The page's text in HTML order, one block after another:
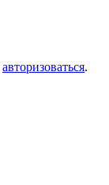
авторизоваться.